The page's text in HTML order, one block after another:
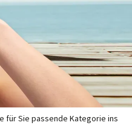
für Sie pas­sen­de Ka­te­go­rie ins